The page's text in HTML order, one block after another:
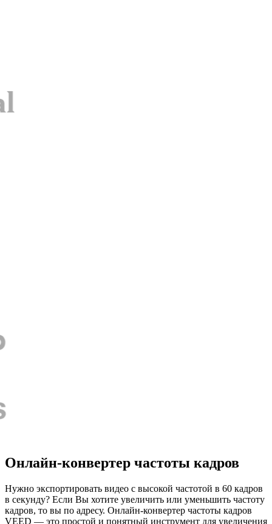
Онлайн-конвертер частоты кадров
Нужно экспортировать видео с высокой частотой в 60 кадров
в секунду? Если Вы хотите увеличить или уменьшить частоту
кадров, то вы по адресу. Онлайн-конвертер частоты кадров
VEED — это простой и понятный инструмент для увеличения